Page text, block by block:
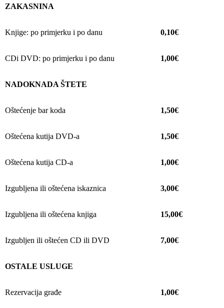
ZAKASNINA
Knjige: po primjerku i po danu 0,10€
CDi DVD: po primjerku i po danu 1,00€
NADOKNADA ŠTETE
Oštećenje bar koda 1,50€
Oštećena kutija DVD-a 1,50€
Oštećena kutija CD-a 1,00€
Izgubljena ili oštećena iskaznica 3,00€
Izgubljena ili oštećena knjiga 15,00€
Izgubljen ili oštećen CD ili DVD 7,00€
OSTALE USLUGE
Rezervacija građe 1,00€